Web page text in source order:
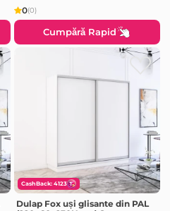
0(0)
Cumpără Rapid
CashBack: 4123
Dulap Fox uși glisante din PAL